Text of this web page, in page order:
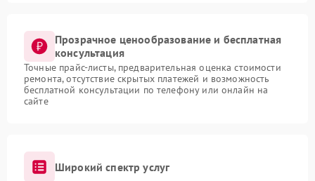
Прозрачное ценообразование и бесплатная
консультация
Точные прайс-листы, предварительная оценка стоимости
ремонта, отсутствие скрытых платежей и возможность
бесплатной консультации по телефону или онлайн на
сайте
Широкий спектр услуг